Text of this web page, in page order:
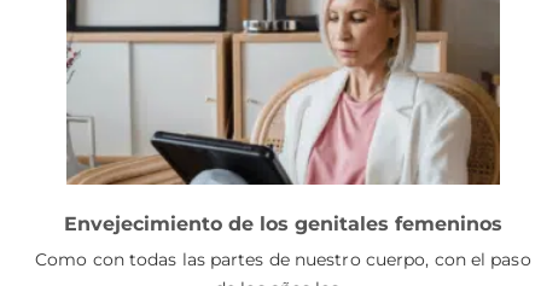
Envejecimiento de los genitales femeninos
Como con todas las partes de nuestro cuerpo, con el paso